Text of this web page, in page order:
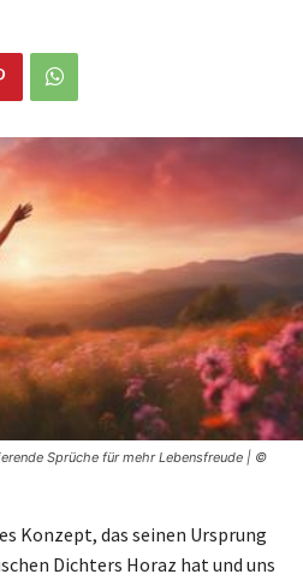
Sprüche für mehr Lebensfreude | ©
Konzept, das seinen Ursprung
Dichters Horaz hat und uns